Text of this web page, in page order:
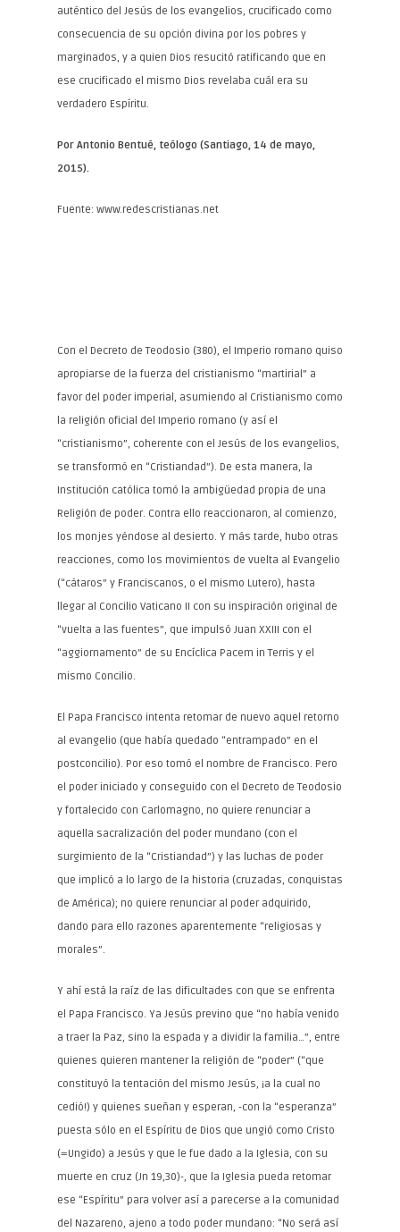
auténtico del Jesús de los evangelios, crucificado como
consecuencia de su opción divina por los pobres y
marginados, y a quien Dios resucitó ratificando que en
ese crucificado el mismo Dios revelaba cuál era su
verdadero Espíritu.
Por Antonio Bentué, teólogo (Santiago, 14 de mayo,
2015).
Fuente: www.redescristianas.net
Con el Decreto de Teodosio (380), el Imperio romano quiso
apropiarse de la fuerza del cristianismo “martirial” a
favor del poder imperial, asumiendo al Cristianismo como
la religión oficial del Imperio romano (y así el
“cristianismo”, coherente con el Jesús de los evangelios,
se transformó en “Cristiandad”). De esta manera, la
Institución católica tomó la ambigüedad propia de una
Religión de poder. Contra ello reaccionaron, al comienzo,
los monjes yéndose al desierto. Y más tarde, hubo otras
reacciones, como los movimientos de vuelta al Evangelio
(“cátaros” y Franciscanos, o el mismo Lutero), hasta
llegar al Concilio Vaticano II con su inspiración original de
“vuelta a las fuentes”, que impulsó Juan XXIII con el
“aggiornamento” de su Encíclica Pacem in Terris y el
mismo Concilio.
El Papa Francisco intenta retomar de nuevo aquel retorno
al evangelio (que había quedado “entrampado” en el
postconcilio). Por eso tomó el nombre de Francisco. Pero
el poder iniciado y conseguido con el Decreto de Teodosio
y fortalecido con Carlomagno, no quiere renunciar a
aquella sacralización del poder mundano (con el
surgimiento de la “Cristiandad”) y las luchas de poder
que implicó a lo largo de la historia (cruzadas, conquistas
de América); no quiere renunciar al poder adquirido,
dando para ello razones aparentemente “religiosas y
morales”.
Y ahí está la raíz de las dificultades con que se enfrenta
el Papa Francisco. Ya Jesús previno que “no había venido
a traer la Paz, sino la espada y a dividir la familia…”, entre
quienes quieren mantener la religión de “poder” (“que
constituyó la tentación del mismo Jesús, ¡a la cual no
cedió!) y quienes sueñan y esperan, -con la “esperanza”
puesta sólo en el Espíritu de Dios que ungió como Cristo
(=Ungido) a Jesús y que le fue dado a la Iglesia, con su
muerte en cruz (Jn 19,30)-, que la Iglesia pueda retomar
ese “Espíritu” para volver así a parecerse a la comunidad
del Nazareno, ajeno a todo poder mundano: “No será así